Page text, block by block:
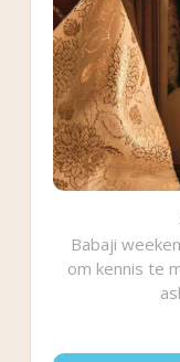
Babaji
om kennis te